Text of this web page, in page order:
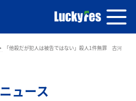
「他殺だが犯人は被告ではない」殺人1件無罪 古河
ニュース